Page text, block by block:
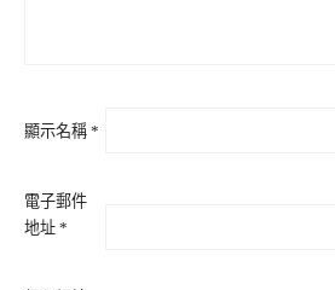
顯示名稱 *
電子郵件
地址 *